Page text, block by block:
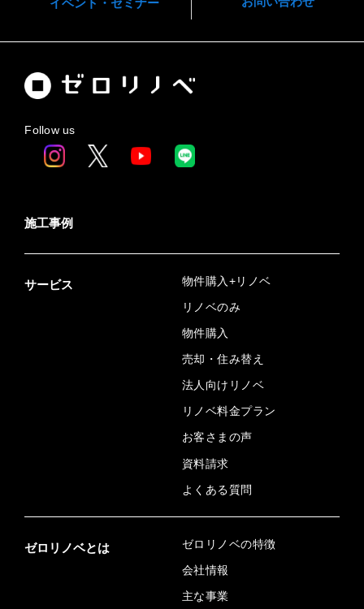
イベント・ セミナー
Follow us
施工事例
サービス 物件購入+リノベ
リノベのみ
物件購入
売却・住み替え
法人向けリノベ
リノベ料金プラン
お客さまの声
資料請求
よくある質問
ゼロリノベとは ゼロリノベの特徴
会社情報
主な事業